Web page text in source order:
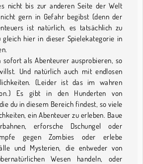
nicht bis zur anderen Seite der Welt
gern in Gefahr begibst (denn der
ist natürlich, es tatsächlich zu
gleich hier in dieser Spielekategorie in
sofort als Abenteurer ausprobieren, so
Und natürlich auch mit endlosen
(Leider ist das im wahren
Es gibt in den Hunderten von
du in diesem Bereich findest, so viele
ein Abenteuer zu erleben. Baue
erforsche Dschungel oder
gegen Zombies oder erlebe
und Mysterien, die entweder von
Wesen handeln, oder